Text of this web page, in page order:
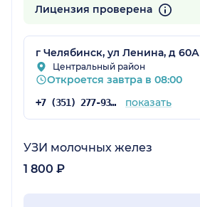
Лицензия проверена
г Челябинск, ул Ленина, д 60А
Центральный район
Откроется завтра в 08:00
+7 (351) 277-93-29 показать
УЗИ молочных желез
1 800 ₽